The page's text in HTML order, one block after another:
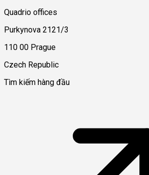
Quadrio offices
Purkynova 2121/3
110 00 Prague
Czech Republic
Tìm kiếm hàng đầu